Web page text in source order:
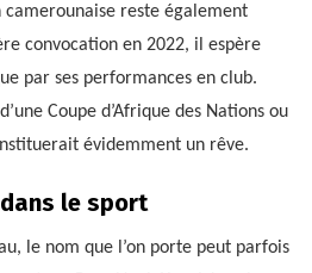
camerounaise reste également
convocation en 2022, il espère
par ses performances en club.
Coupe d’Afrique des Nations ou
évidemment un rêve.
dans le sport
le nom que l’on porte peut parfois